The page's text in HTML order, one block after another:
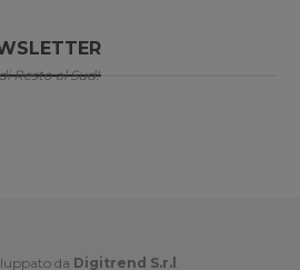
Resto al Sud!
da Digitrend S.r.l .